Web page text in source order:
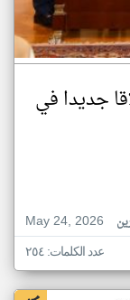
جديدا في
May 24, 2026
عدد الكلمات: ٢٥٤